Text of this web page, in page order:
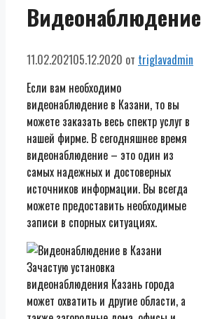
Видеонаблюдение
11.02.202105.12.2020 от triglavadmin
Если вам необходимо
видеонаблюдение в Казани, то вы
можете заказать весь спектр услуг в
нашей фирме. В сегодняшнее время
видеонаблюдение – это один из
самых надежных и достоверных
источников информации. Вы всегда
можете предоставить необходимые
записи в спорных ситуациях.
Зачастую установка
видеонаблюдения Казань города
может охватить и другие области, а